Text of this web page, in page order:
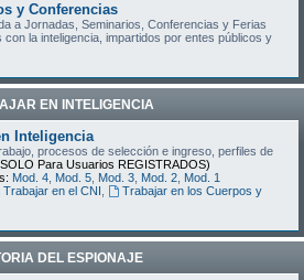
y Conferencias
a Jornadas, Seminarios, Conferencias y Ferias
con la inteligencia, impartidos por entes públicos y
EN INTELIGENCIA
Inteligencia
procesos de selección e ingreso, perfiles de
Para Usuarios REGISTRADOS)
Mod. 4 Mod. 5 Mod. 3 Mod. 2 Mod. 1
Trabajar en el CNI
Trabajar en los Cuerpos y
DEL ESPIONAJE